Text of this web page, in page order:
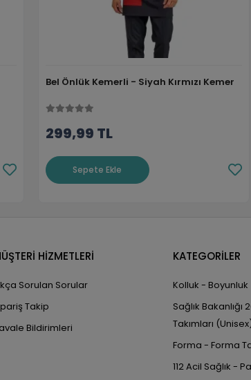
Bel Önlük Kemerli - Siyah Kırmızı Kemer
299,99 TL
Sepete Ekle
HİZMETLERİ
Sorulan Sorular
Takip
Bildirimleri
KATEGORİLER
Kolluk - Boyunluk
Sağlık Bakanlığı
Takımları
Forma - Forma
112 Acil Sağlık -